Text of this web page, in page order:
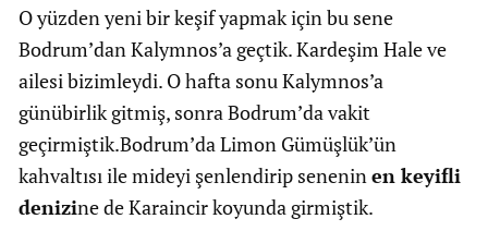
O yüzden yeni bir keşif yapmak için bu sene
Bodrum’dan Kalymnos’a geçtik. Kardeşim Hale ve
ailesi bizimleydi. O hafta sonu Kalymnos’a
günübirlik gitmiş, sonra Bodrum’da vakit
geçirmiştik.Bodrum’da Limon Gümüşlük’ün
kahvaltısı ile mideyi şenlendirip senenin en keyifli
denizine de Karaincir koyunda girmiştik.